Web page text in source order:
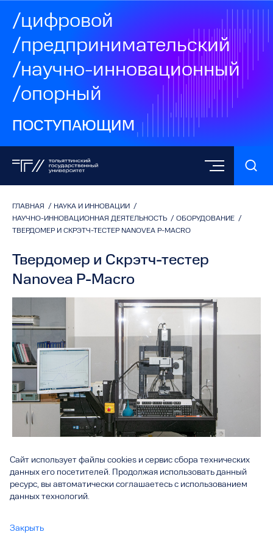
/цифровой
/предпринимательский
/научно-инновационный
/опорный
ПОСТУПАЮЩИМ
ГЛАВНАЯ / НАУКА И ИННОВАЦИИ /
НАУЧНО-ИННОВАЦИОННАЯ ДЕЯТЕЛЬНОСТЬ / ОБОРУДОВАНИЕ /
ТВЕРДОМЕР И СКРЭТЧ-ТЕСТЕР NANOVEA P-MACRO
Твердомер и Скрэтч-тестер
Nanovea P-Macro
Назначение:предназначен для оценки механических свойств
тонких/толстых покрытий, подложек и поверхностно
упрочненных слоев материала. Позволяет определять:
твердость, модуль упругости, размеры повреждений, работу
стандартам: ISO 14577, ASTM E 2546 и др. подходящих под
Сайт использует файлы cookies и сервис сбора технических
данных его посетителей. Продолжая использовать данный
ресурс, вы автоматически соглашаетесь с использованием
данных технологий.
Закрыть